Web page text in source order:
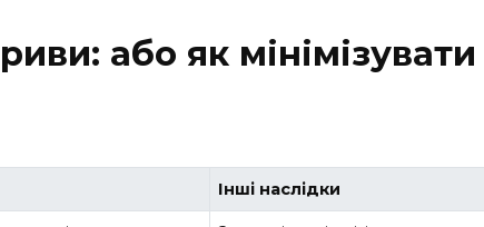
або як мінімізувати
Інші наслідки